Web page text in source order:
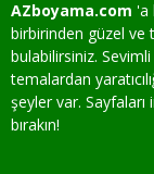
AZboyama.com 'a
birbirinden güzel ve
bulabilirsiniz.
temalardan
şeyler var. Sayfaları
bırakın!